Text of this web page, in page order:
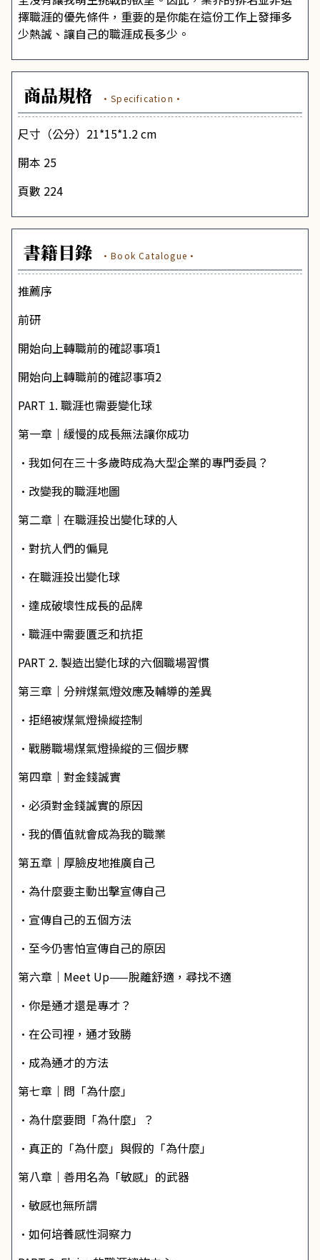
擇職涯的優先條件，重要的是你能在這份工作上發揮多
少熱誠、讓自己的職涯成長多少。
商品規格 ·Specification·
尺寸（公分）21*15*1.2 cm
開本 25
頁數 224
書籍目錄 ·Book Catalogue·
推薦序
前研
開始向上轉職前的確認事項1
開始向上轉職前的確認事項2
PART 1. 職涯也需要變化球
第一章｜緩慢的成長無法讓你成功
•我如何在三十多歲時成為大型企業的專門委員？
•改變我的職涯地圖
第二章｜在職涯投出變化球的人
•對抗人們的偏見
•在職涯投出變化球
•達成破壞性成長的品牌
•職涯中需要匱乏和抗拒
PART 2. 製造出變化球的六個職場習慣
第三章｜分辨煤氣燈效應及輔導的差異
•拒絕被煤氣燈操縱控制
•戰勝職場煤氣燈操縱的三個步驟
第四章｜對金錢誠實
•必須對金錢誠實的原因
•我的價值就會成為我的職業
第五章｜厚臉皮地推廣自己
•為什麼要主動出擊宣傳自己
•宣傳自己的五個方法
•至今仍害怕宣傳自己的原因
第六章｜Meet Up——脫離舒適，尋找不適
•你是通才還是專才？
•在公司裡，通才致勝
•成為通才的方法
第七章｜問「為什麼」
•為什麼要問「為什麼」？
•真正的「為什麼」與假的「為什麼」
第八章｜善用名為「敏感」的武器
•敏感也無所謂
•如何培養感性洞察力